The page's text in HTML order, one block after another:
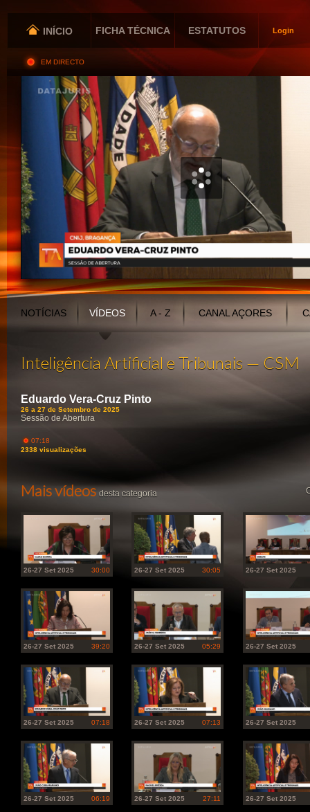
INÍCIO FICHA TÉCNICA ESTATUTOS Login
EM DIRECTO
NOTÍCIAS VÍDEOS A - Z CANAL AÇORES
Inteligência Artificial e Tribunais — CSM
Eduardo Vera-Cruz Pinto
26 a 27 de Setembro de 2025
Sessão de Abertura
07:18
2338 visualizações
Mais vídeosdesta categoria
26-27 Set 2025 30:00 26-27 Set 2025 30:05 26-27 Set 2025
26-27 Set 2025 39:20 26-27 Set 2025 05:29 26-27 Set 2025
26-27 Set 2025 07:18 26-27 Set 2025 07:13 26-27 Set 2025
26-27 Set 2025 06:19 26-27 Set 2025 27:11 26-27 Set 2025